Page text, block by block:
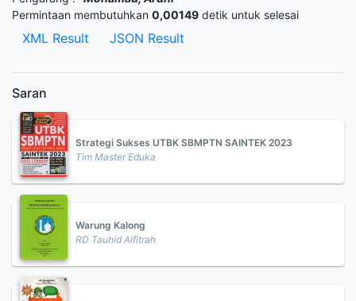
Permintaan membutuhkan 0,00149 detik untuk selesai
XML Result JSON Result
Saran
Strategi Sukses UTBK SBMPTN SAINTEK 2023
Tim Master Eduka
Warung Kalong
RD Tauhid Alfitrah